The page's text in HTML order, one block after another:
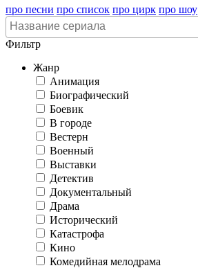
про песни про список про цирк про шоу
Фильтр
Жанр
Анимация
Биографический
Боевик
В городе
Вестерн
Военный
Выставки
Детектив
Документальный
Драма
Исторический
Катастрофа
Кино
Комедийная мелодрама